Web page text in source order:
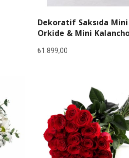
Dekoratif Saksıda
Orkide & Mini
₺1.899,00